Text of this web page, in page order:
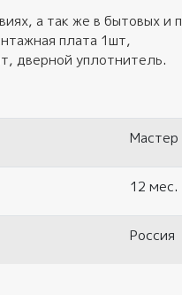
а так же в бытовых и
плата 1шт,
дверной уплотнитель.
Мастер
12 мес.
Россия